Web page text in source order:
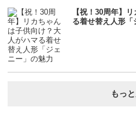
【祝！30周年】
る着せ替え人形「
もっ